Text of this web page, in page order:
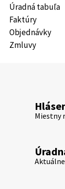
Úradná tabuľa
Faktúry
Objednávky
Zmluvy
Miestny